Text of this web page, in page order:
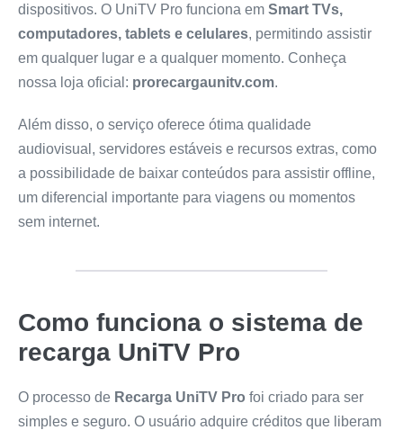
dispositivos. O UniTV Pro funciona em Smart TVs,
computadores, tablets e celulares, permitindo assistir
em qualquer lugar e a qualquer momento. Conheça
nossa loja oficial: prorecargaunitv.com.
Além disso, o serviço oferece ótima qualidade
audiovisual, servidores estáveis e recursos extras, como
a possibilidade de baixar conteúdos para assistir offline,
um diferencial importante para viagens ou momentos
sem internet.
Como funciona o sistema de
recarga UniTV Pro
O processo de Recarga UniTV Pro foi criado para ser
simples e seguro. O usuário adquire créditos que liberam